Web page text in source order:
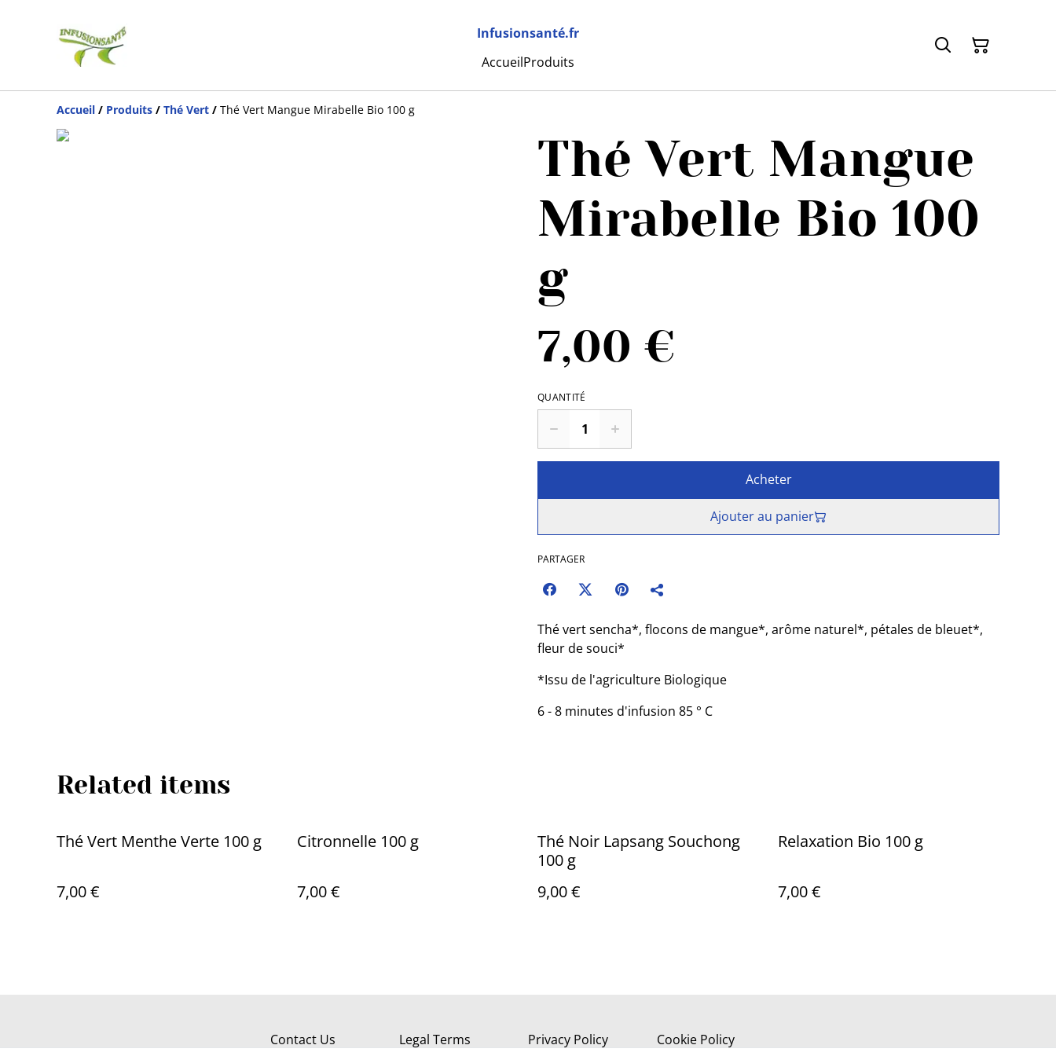
Infusionsanté.fr
AccueilProduits
Accueil / Produits / Thé Vert / Thé Vert Mangue Mirabelle Bio 100 g
Thé Vert Mangue
Mirabelle Bio 100
g
7,00 €
QUANTITÉ
Acheter
Ajouter au panier
PARTAGER
Thé vert sencha*, flocons de mangue*, arôme naturel*, pétales de bleuet*,
fleur de souci*
*Issu de l'agriculture Biologique
6 - 8 minutes d'infusion 85 ° C
Related items
Thé Vert Menthe Verte 100 g
7,00 €
Citronnelle 100 g
7,00 €
Thé Noir Lapsang Souchong
100 g
9,00 €
Relaxation Bio 100 g
7,00 €
Contact Us Legal Terms Privacy Policy Cookie Policy